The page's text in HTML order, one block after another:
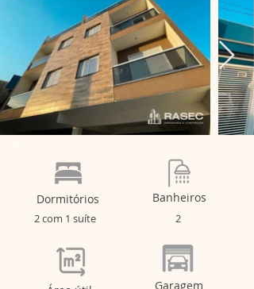
Dormitórios
2 com 1 suíte
Banheiros
2
Garagem